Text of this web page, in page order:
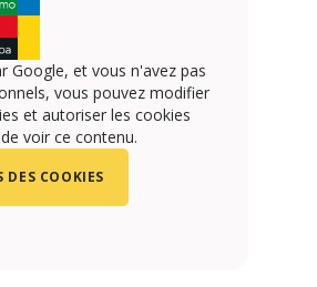
Google, et vous n'avez pas
vous pouvez modifier
et autoriser les cookies
voir ce contenu.
DES COOKIES